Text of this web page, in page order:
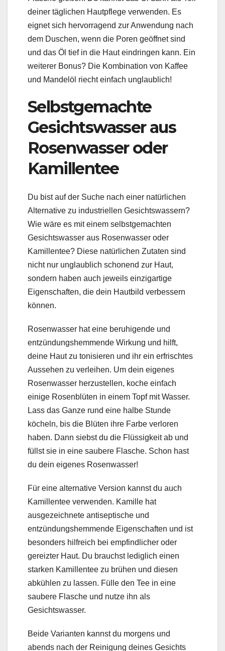
deiner täglichen Hautpflege verwenden. Es
eignet sich hervorragend zur Anwendung nach
dem Duschen, wenn die Poren geöffnet sind
und das Öl tief in die Haut eindringen kann. Ein
weiterer Bonus? Die Kombination von Kaffee
und Mandelöl riecht einfach unglaublich!
Selbstgemachte
Gesichtswasser aus
Rosenwasser oder
Kamillentee
Du bist auf der Suche nach einer natürlichen
Alternative zu industriellen Gesichtswassern?
Wie wäre es mit einem selbstgemachten
Gesichtswasser aus Rosenwasser oder
Kamillentee? Diese natürlichen Zutaten sind
nicht nur unglaublich schonend zur Haut,
sondern haben auch jeweils einzigartige
Eigenschaften, die dein Hautbild verbessern
können.
Rosenwasser hat eine beruhigende und
entzündungshemmende Wirkung und hilft,
deine Haut zu tonisieren und ihr ein erfrischtes
Aussehen zu verleihen. Um dein eigenes
Rosenwasser herzustellen, koche einfach
einige Rosenblüten in einem Topf mit Wasser.
Lass das Ganze rund eine halbe Stunde
köcheln, bis die Blüten ihre Farbe verloren
haben. Dann siebst du die Flüssigkeit ab und
füllst sie in eine saubere Flasche. Schon hast
du dein eigenes Rosenwasser!
Für eine alternative Version kannst du auch
Kamillentee verwenden. Kamille hat
ausgezeichnete antiseptische und
entzündungshemmende Eigenschaften und ist
besonders hilfreich bei empfindlicher oder
gereizter Haut. Du brauchst lediglich einen
starken Kamillentee zu brühen und diesen
abkühlen zu lassen. Fülle den Tee in eine
saubere Flasche und nutze ihn als
Gesichtswasser.
Beide Varianten kannst du morgens und
abends nach der Reinigung deines Gesichts